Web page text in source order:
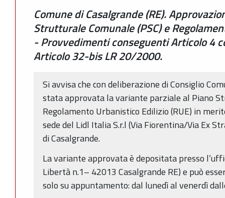
Comune di Casalgrande (RE).
Strutturale Comunale (PSC) e
- Provvedimenti conseguenti Articolo 4
Articolo 32-bis LR 20/2000.
Si avvisa che con deliberazione di Consiglio
stata approvata la variante parziale al Piano
Regolamento Urbanistico Edilizio (RUE) in
sede del Lidl Italia S.r.l (Via Fiorentina/Via Ex
di Casalgrande.
La variante approvata è depositata presso
Libertà n.1– 42013 Casalgrande RE) e può
solo su appuntamento: dal lunedì al venerdì